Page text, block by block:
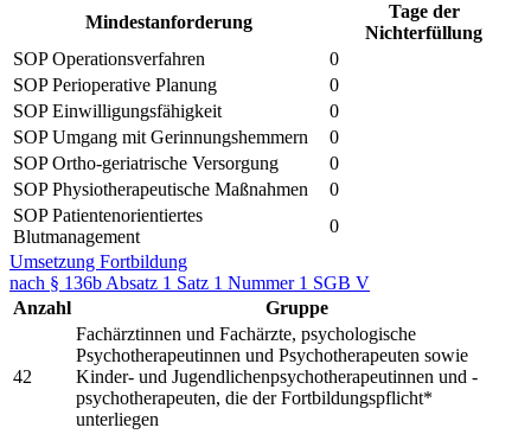
Mindestanforderung
Tage der
Nichterfüllung
SOP Operationsverfahren
0
SOP Perioperative Planung
0
SOP Einwilligungsfähigkeit
0
SOP Umgang mit Gerinnungshemmern
0
SOP Ortho-geriatrische Versorgung
0
SOP Physiotherapeutische Maßnahmen
0
SOP Patientenorientiertes
Blutmanagement
0
Umsetzung Fortbildung
nach § 136b Absatz 1 Satz 1 Nummer 1 SGB V
Anzahl
Gruppe
42
Fachärztinnen und Fachärzte, psychologische
Psychotherapeutinnen und Psychotherapeuten sowie
Kinder- und Jugendlichenpsychotherapeutinnen und -
psychotherapeuten, die der Fortbildungspflicht*
unterliegen